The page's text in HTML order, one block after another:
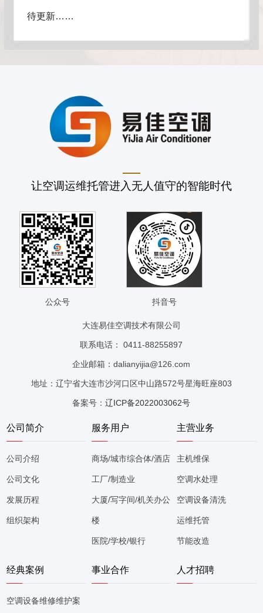
待更新……
让空调运维托管进入无人值守的智能时代
公众号 抖音号
大连易佳空调技术有限公司
联系电话： 0411-88255897
企业邮箱：dalianyijia@126.com
地址：辽宁省大连市沙河口区中山路572号星海旺座803
备案号：辽ICP备2022003062号
公司简介
公司介绍
公司文化
发展历程
组织架构
服务用户
商场/城市综合体/酒店
工厂/制造业
大厦/写字间/机关办公
楼
医院/学校/银行
主营业务
主机维保
空调水处理
空调设备清洗
运维托管
节能改造
经典案例
空调设备维修维护案
事业合作 人才招聘